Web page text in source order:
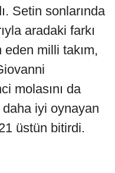
Setin sonlarında
aradaki farkı
milli takım,
molasını da
daha iyi oynayan
üstün bitirdi.